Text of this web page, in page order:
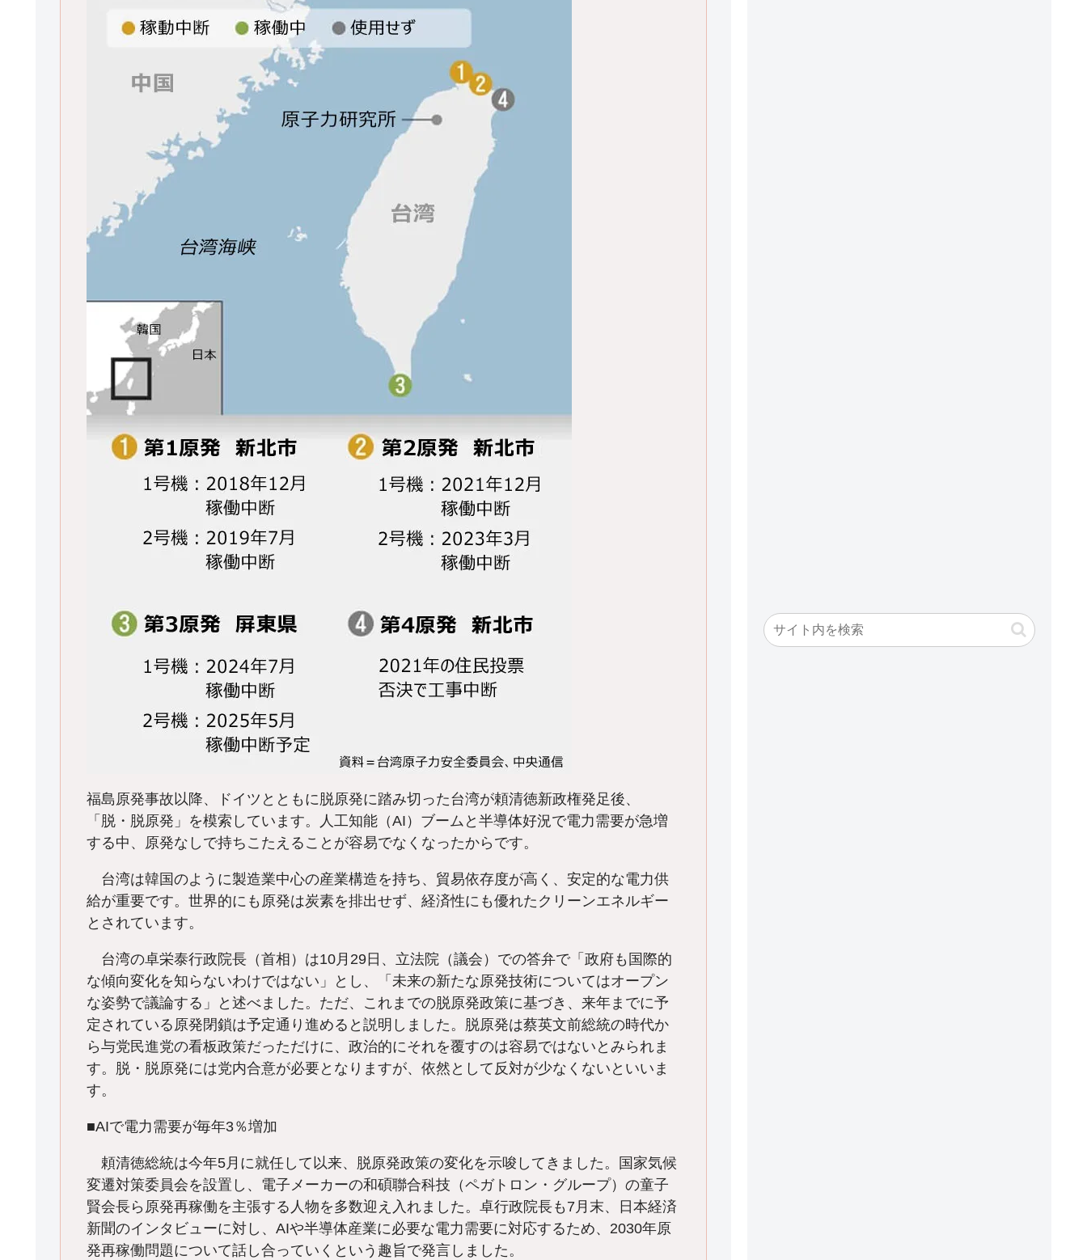
福島原発事故以降、ドイツとともに脱原発に踏み切った台湾が頼清徳新政権発足後、
「脱・脱原発」を模索しています。人工知能（AI）ブームと半導体好況で電力需要が急増
する中、原発なしで持ちこたえることが容易でなくなったからです。
台湾は韓国のように製造業中心の産業構造を持ち、貿易依存度が高く、安定的な電力供
給が重要です。世界的にも原発は炭素を排出せず、経済性にも優れたクリーンエネルギー
とされています。
台湾の卓栄泰行政院長（首相）は10月29日、立法院（議会）での答弁で「政府も国際的
な傾向変化を知らないわけではない」とし、「未来の新たな原発技術についてはオープン
な姿勢で議論する」と述べました。ただ、これまでの脱原発政策に基づき、来年までに予
定されている原発閉鎖は予定通り進めると説明しました。脱原発は蔡英文前総統の時代か
ら与党民進党の看板政策だっただけに、政治的にそれを覆すのは容易ではないとみられま
す。脱・脱原発には党内合意が必要となりますが、依然として反対が少なくないといいま
す。
■AIで電力需要が毎年3％増加
頼清徳総統は今年5月に就任して以来、脱原発政策の変化を示唆してきました。国家気候
変遷対策委員会を設置し、電子メーカーの和碩聯合科技（ペガトロン・グループ）の童子
賢会長ら原発再稼働を主張する人物を多数迎え入れました。卓行政院長も7月末、日本経済
新聞のインタビューに対し、AIや半導体産業に必要な電力需要に対応するため、2030年原
発再稼働問題について話し合っていくという趣旨で発言しました。